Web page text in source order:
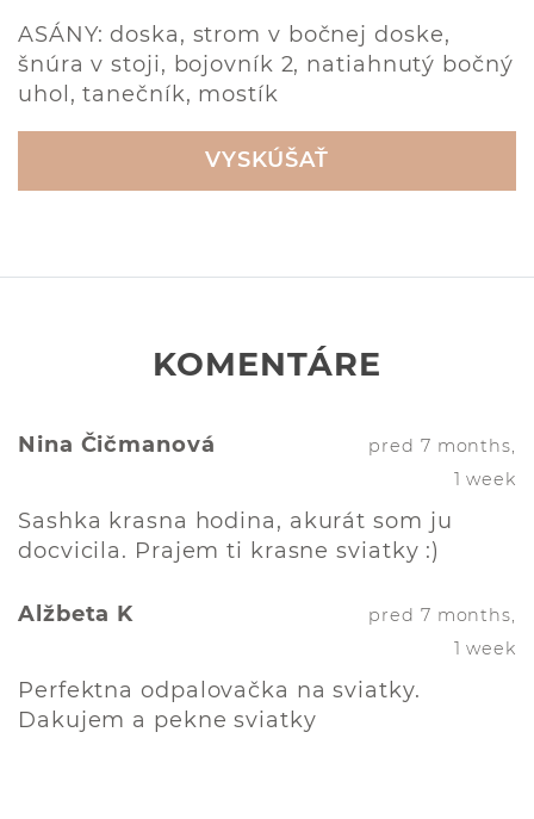
ASÁNY: doska, strom v bočnej doske,
šnúra v stoji, bojovník 2, natiahnutý bočný
uhol, tanečník, mostík
VYSKÚŠAŤ
KOMENTÁRE
Nina Čičmanová
pred 7 months,
1 week
Sashka krasna hodina, akurát som ju
docvicila. Prajem ti krasne sviatky :)
Alžbeta K
pred 7 months,
1 week
Perfektna odpalovačka na sviatky.
Dakujem a pekne sviatky